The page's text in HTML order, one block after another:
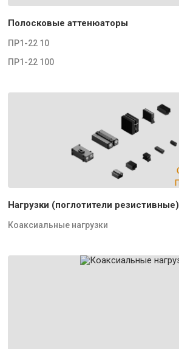
Полосковые аттенюаторы
ПР1-22 10
ПР1-22 100
Нагрузки (поглотители резистивные)
Коаксиальные нагрузки